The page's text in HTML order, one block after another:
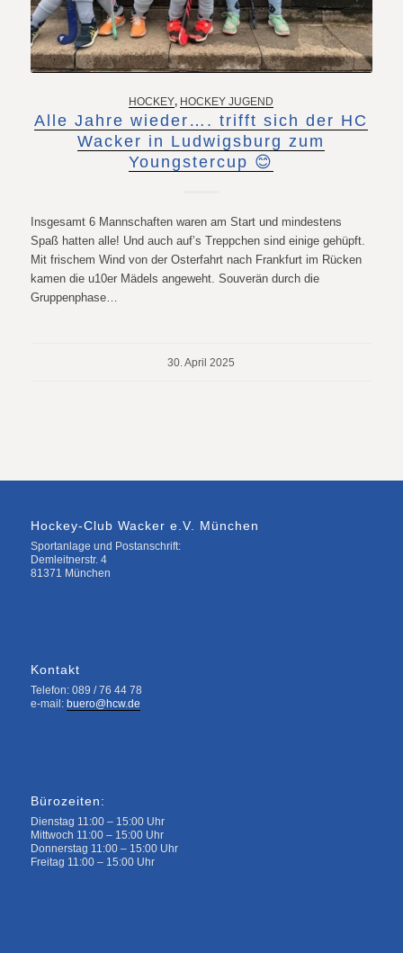
HOCKEY, HOCKEY JUGEND
Alle Jahre wieder…. trifft sich der HC
Wacker in Ludwigsburg zum
Youngstercup 😊
Insgesamt 6 Mannschaften waren am Start und mindestens
Spaß hatten alle! Und auch auf’s Treppchen sind einige gehüpft.
Mit frischem Wind von der Osterfahrt nach Frankfurt im Rücken
kamen die u10er Mädels angeweht. Souverän durch die
Gruppenphase…
30. April 2025
Hockey-Club Wacker e.V. München
Sportanlage und Postanschrift:
Demleitnerstr. 4
81371 München
Kontakt
Telefon: 089 / 76 44 78
e-mail: buero@hcw.de
Bürozeiten:
Dienstag 11:00 – 15:00 Uhr
Mittwoch 11:00 – 15:00 Uhr
Donnerstag 11:00 – 15:00 Uhr
Freitag 11:00 – 15:00 Uhr